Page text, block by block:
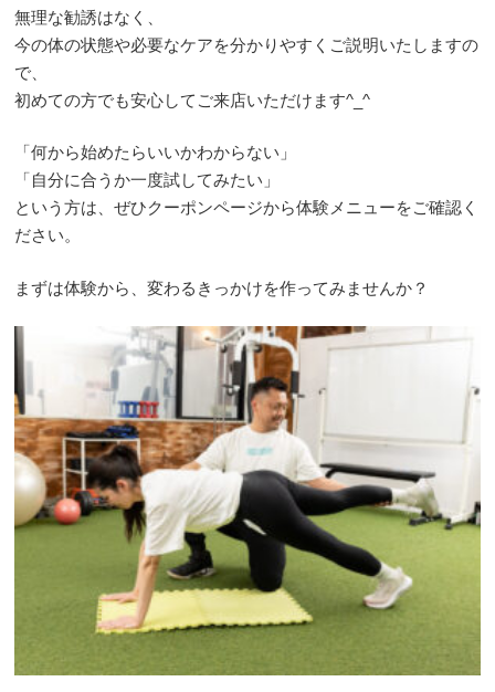
無理な勧誘はなく、
今の体の状態や必要なケアを分かりやすくご説明いたしますの
で、
初めての方でも安心してご来店いただけます^_^
「何から始めたらいいかわからない」
「自分に合うか一度試してみたい」
という方は、ぜひクーポンページから体験メニューをご確認く
ださい。
まずは体験から、変わるきっかけを作ってみませんか？